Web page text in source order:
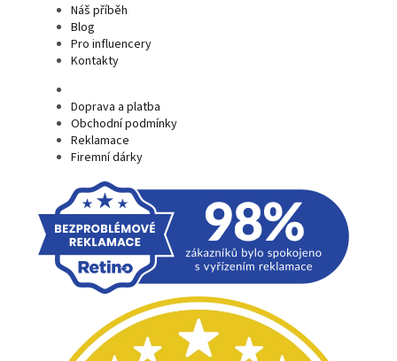
Náš příběh
Blog
Pro influencery
Kontakty
Doprava a platba
Obchodní podmínky
Reklamace
Firemní dárky